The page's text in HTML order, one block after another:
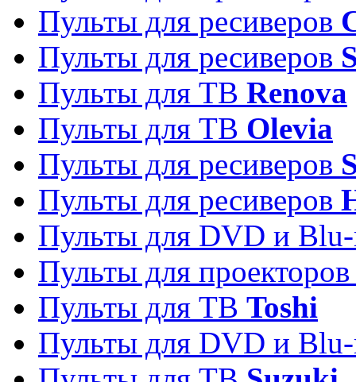
Пульты для ресиверов
Пульты для ресиверов
Пульты для ТВ Renova
Пульты для ТВ Olevia
Пульты для ресиверов
Пульты для ресиверов
Пульты для DVD и
Пульты для
Пульты для ТВ Toshi
Пульты для DVD и